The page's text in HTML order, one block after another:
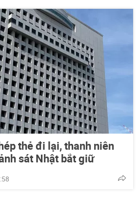
thẻ đi lại, thanh niên
sát Nhật bắt giữ